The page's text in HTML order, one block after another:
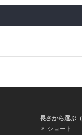
長さから選ぶ（
ショート